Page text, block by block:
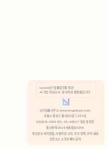
분석 쿠키 허용
Lawvot은 법률업무를 위한
AI 기반 자료조사 · 문서작성 플랫폼입니다.
안국법률사무소 www.anguklaw.com
서울시 종로구 율곡로2길 7, 304호
02)3210-3330 105-05-48527 대표 정희찬
통신판매 2024서울종로0248
개인정보 처리방침, 이용약관 고지, 쿠키 정책, 쿠키 설정
오픈소스 소프트웨어 공지